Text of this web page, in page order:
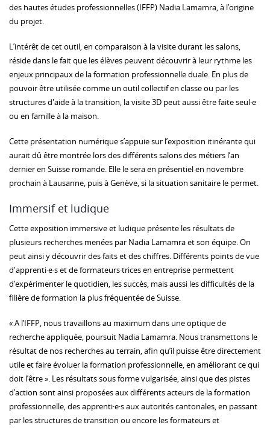
des hautes études professionnelles (IFFP) Nadia Lamamra, à l’origine
du projet.
L’intérêt de cet outil, en comparaison à la visite durant les salons,
réside dans le fait que les élèves peuvent découvrir à leur rythme les
enjeux principaux de la formation professionnelle duale. En plus de
pouvoir être utilisée comme un outil collectif en classe ou par les
structures d'aide à la transition, la visite 3D peut aussi être faite seul·e
ou en famille à la maison.
Cette présentation numérique s’appuie sur l’exposition itinérante qui
aurait dû être montrée lors des différents salons des métiers l’an
dernier en Suisse romande. Elle le sera en présentiel en novembre
prochain à Lausanne, puis à Genève, si la situation sanitaire le permet.
Immersif et ludique
Cette exposition immersive et ludique présente les résultats de
plusieurs recherches menées par Nadia Lamamra et son équipe. On
peut ainsi y découvrir des faits et des chiffres. Différents points de vue
d'apprenti·e·set de formateurs·trices en entreprise permettent
d’expérimenter le quotidien, les succès, mais aussi les difficultés de la
filière de formation la plus fréquentée de Suisse.
« A l’IFFP, nous travaillons au maximum dans une optique de
recherche appliquée, poursuit Nadia Lamamra. Nous transmettons le
résultat de nos recherches au terrain, afin qu’il puisse être directement
utile et faire évoluer la formation professionnelle, en améliorant ce qui
doit l’être ». Les résultats sous forme vulgarisée, ainsi que des pistes
d’action sont ainsi proposées aux différents acteurs de la formation
professionnelle, des apprenti·e·s aux autorités cantonales, en passant
par les structures de transition ou encore les formateurs et